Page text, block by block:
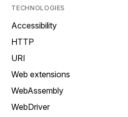
TECHNOLOGIES
Accessibility
HTTP
URI
Web extensions
WebAssembly
WebDriver